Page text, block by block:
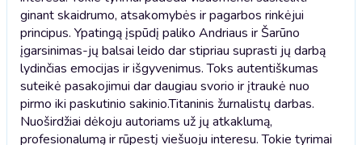
ginant skaidrumo, atsakomybės ir pagarbos rinkėjui
principus. Ypatingą įspūdį paliko Andriaus ir Šarūno
įgarsinimas-jų balsai leido dar stipriau suprasti jų darbą
lydinčias emocijas ir išgyvenimus. Toks autentiškumas
suteikė pasakojimui dar daugiau svorio ir įtraukė nuo
pirmo iki paskutinio sakinio.Titaninis žurnalistų darbas.
Nuoširdžiai dėkoju autoriams už jų atkaklumą,
profesionalumą ir rūpestį viešuoju interesu. Tokie tyrimai